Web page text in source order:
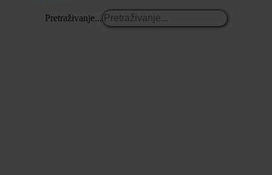
Pretraživanje...